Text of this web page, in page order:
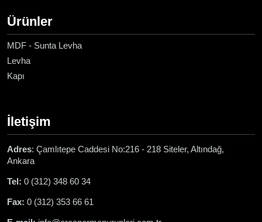
Ürünler
MDF - Sunta Levha
Levha
Kapı
İletişim
Adres: Çamlıtepe Caddesi No:216 - 218 Siteler, Altındağ,
Ankara
Tel: 0 (312) 348 60 34
Fax: 0 (312) 353 66 61